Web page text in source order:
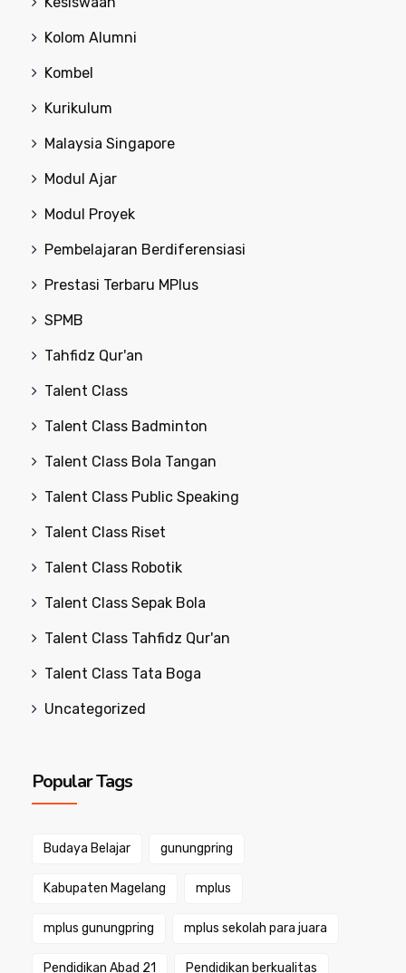
Kolom Alumni
Kombel
Kurikulum
Malaysia Singapore
Modul Ajar
Modul Proyek
Pembelajaran Berdiferensiasi
Prestasi Terbaru MPlus
SPMB
Tahfidz Qur'an
Talent Class
Talent Class Badminton
Talent Class Bola Tangan
Talent Class Public Speaking
Talent Class Riset
Talent Class Robotik
Talent Class Sepak Bola
Talent Class Tahfidz Qur'an
Talent Class Tata Boga
Uncategorized
Popular Tags
Budaya Belajar gunungpring
Kabupaten Magelang mplus
mplus gunungpring mplus sekolah para juara
Pendidikan Abad 21 Pendidikan berkualitas